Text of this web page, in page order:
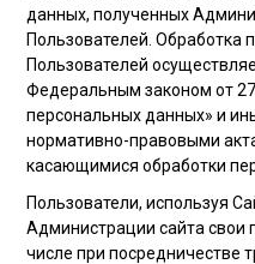
данных, полученных
Пользователей. Обработка
Пользователей
Федеральным законом от
персональных данных» и
нормативно-правовыми
касающимися обработки
Пользователи, используя
Администрации сайта свои
числе при посредничестве